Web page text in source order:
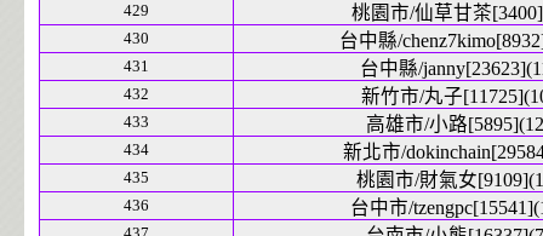
429 桃園市/仙草甘茶
430 台中縣/
431 台中縣/
432 新竹市/丸子
433 高雄市/小路
434 新北市/
435 桃園市/財氣女
436 台中市/